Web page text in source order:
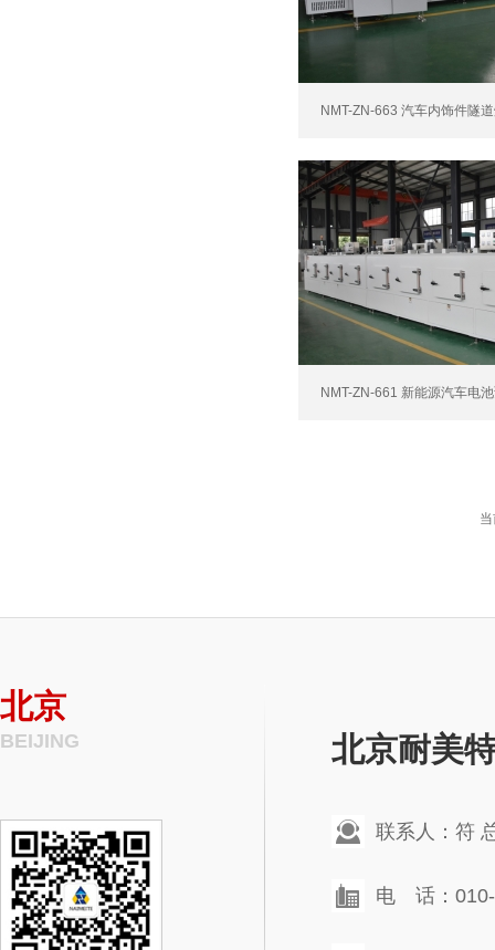
NMT-ZN-663 汽车内饰件隧
NMT-ZN-661 新能源汽车电
北京
BEIJING 北京耐美
联系人：符
电 话：010-